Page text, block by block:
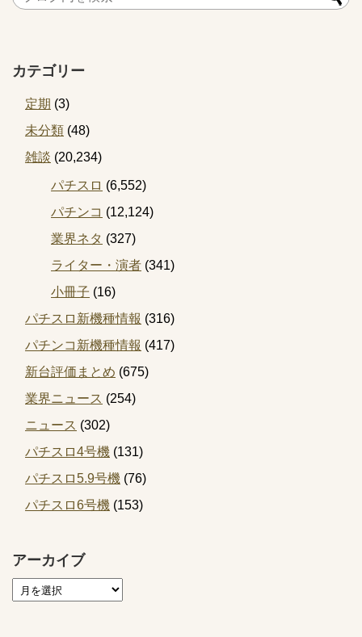
カテゴリー
定期 (3)
未分類 (48)
雑談 (20,234)
パチスロ (6,552)
パチンコ (12,124)
業界ネタ (327)
ライター・演者 (341)
小冊子 (16)
パチスロ新機種情報 (316)
パチンコ新機種情報 (417)
新台評価まとめ (675)
業界ニュース (254)
ニュース (302)
パチスロ4号機 (131)
パチスロ5.9号機 (76)
パチスロ6号機 (153)
アーカイブ